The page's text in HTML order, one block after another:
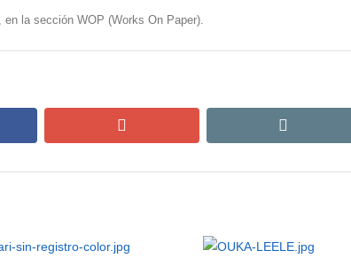
en la sección WOP (Works On Paper).